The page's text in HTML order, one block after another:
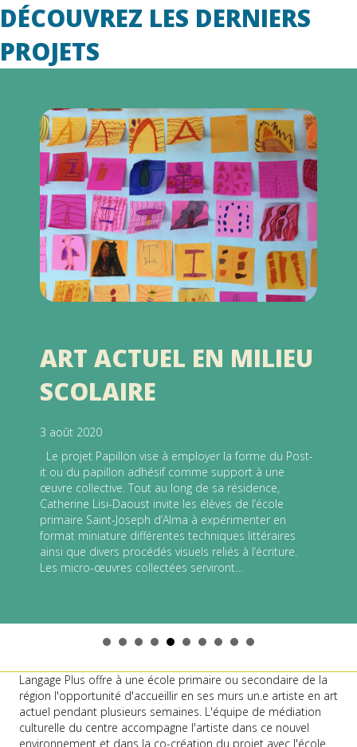
DÉCOUVREZ LES DERNIERS
PROJETS
DIFFUSEURS DE RÊVES |
ARAMIS AVEC LES
ÉLÈVES DE L’ÉCOLE
AMISHK DE
MASHTEUIATSH
3 août 2020
L’artiste Carl BOUCHARD a fait son entrée à l’École
Amishk de Mashteuiatsh le 3 janvier 2018 pour
de Monsieur BOUCHARD s’insère dans la thématique
« Reconnaître l’hier + Rêver demain = Oser voir grand